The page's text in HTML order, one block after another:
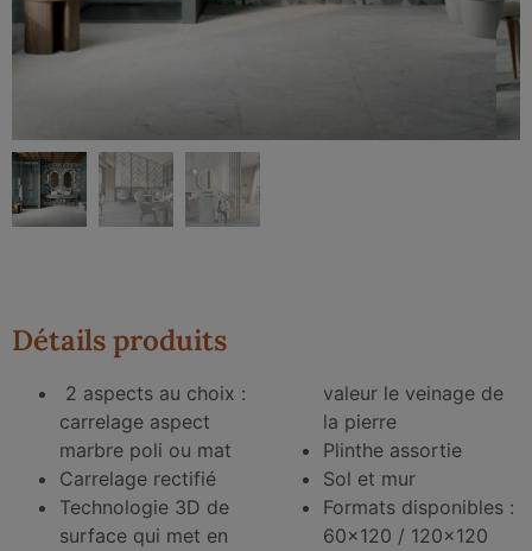
Détails produits
2 aspects au choix :
carrelage aspect
marbre poli ou mat
Carrelage rectifié
Technologie 3D de
surface qui met en
valeur le veinage de
la pierre
Plinthe assortie
Sol et mur
Formats disponibles :
60×120 / 120×120